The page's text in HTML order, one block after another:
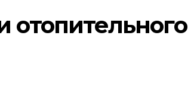
отопительного